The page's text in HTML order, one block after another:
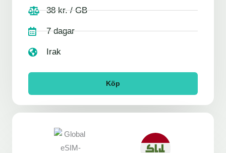
38 kr. / GB
7 dagar
Irak
Köp